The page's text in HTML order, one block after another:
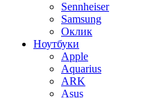
Sennheiser
Samsung
Оклик
Ноутбуки
Apple
Aquarius
ARK
Asus